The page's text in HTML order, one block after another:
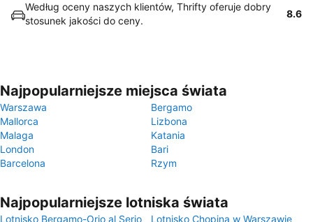
Według oceny naszych klientów, Thrifty oferuje dobry
stosunek jakości do ceny.
8.6
Najpopularniejsze miejsca świata
Warszawa
Bergamo
Mallorca
Lizbona
Malaga
Katania
London
Bari
Barcelona
Rzym
Najpopularniejsze lotniska świata
Lotnisko Bergamo-Orio al Serio Lotnisko Chopina w Warszawie